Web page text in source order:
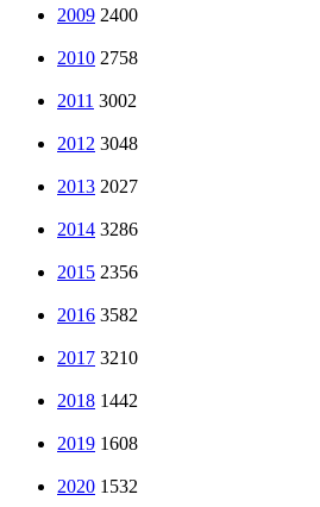
2009 2400
2010 2758
2011 3002
2012 3048
2013 2027
2014 3286
2015 2356
2016 3582
2017 3210
2018 1442
2019 1608
2020 1532